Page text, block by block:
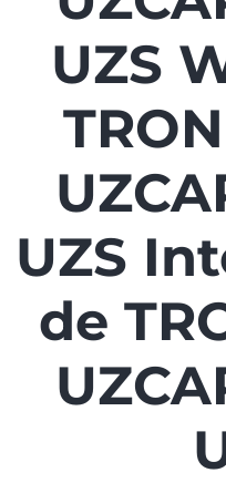
UZS
UZS
de